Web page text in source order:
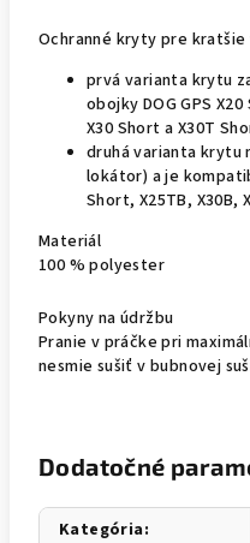
Ochranné kryty pre kratšie
prvá varianta krytu
obojky DOG GPS
X30 Short a X30T
druhá varianta krytu
lokátor) a je
Short, X25TB, X30B,
Materiál
100 % polyester
Pokyny na údržbu
Pranie v práčke pri
nesmie sušiť v bubnovej
Dodatočné
Kategória: